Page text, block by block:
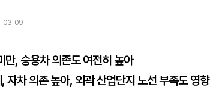
03-09
, 승용차 의존도 여전히 높아
자차 의존 높아, 외곽 산업단지 노선 부족도 영향